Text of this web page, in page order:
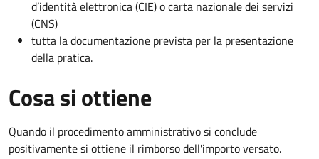
d’identità elettronica (CIE) o carta nazionale dei servizi
(CNS)
tutta la documentazione prevista per la presentazione
della pratica.
Cosa si ottiene
Quando il procedimento amministrativo si conclude
positivamente si ottiene il rimborso dell'importo versato.